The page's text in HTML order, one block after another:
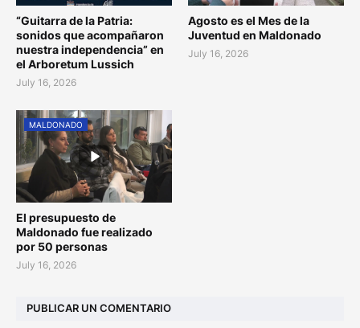
“Guitarra de la Patria:
sonidos que acompañaron
nuestra independencia” en
el Arboretum Lussich
July 16, 2026
Agosto es el Mes de la
Juventud en Maldonado
July 16, 2026
MALDONADO
El presupuesto de
Maldonado fue realizado
por 50 personas
July 16, 2026
PUBLICAR UN COMENTARIO